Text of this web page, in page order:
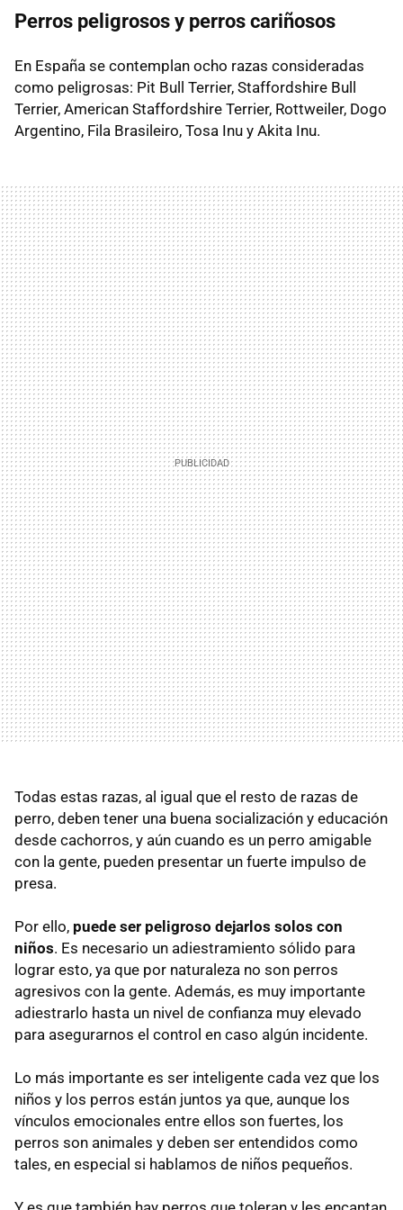
Perros peligrosos y perros cariñosos
En España se contemplan ocho razas consideradas
como peligrosas: Pit Bull Terrier, Staffordshire Bull
Terrier, American Staffordshire Terrier, Rottweiler, Dogo
Argentino, Fila Brasileiro, Tosa Inu y Akita Inu.
Todas estas razas, al igual que el resto de razas de
perro, deben tener una buena socialización y educación
desde cachorros, y aún cuando es un perro amigable
con la gente, pueden presentar un fuerte impulso de
presa.
Por ello, puede ser peligroso dejarlos solos con
niños. Es necesario un adiestramiento sólido para
lograr esto, ya que por naturaleza no son perros
agresivos con la gente. Además, es muy importante
adiestrarlo hasta un nivel de confianza muy elevado
para asegurarnos el control en caso algún incidente.
Lo más importante es ser inteligente cada vez que los
niños y los perros están juntos ya que, aunque los
vínculos emocionales entre ellos son fuertes, los
perros son animales y deben ser entendidos como
tales, en especial si hablamos de niños pequeños.